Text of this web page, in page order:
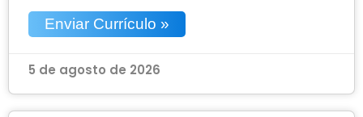
Enviar Currículo »
5 de agosto de 2026